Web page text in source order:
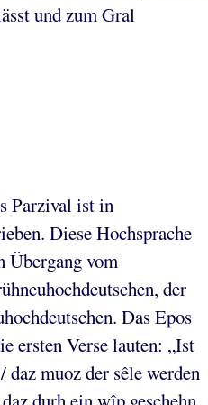
und zum Gral
Parzival ist in
Diese Hochsprache
Übergang vom
der
Das Epos
ersten Verse lauten: „Ist
daz muoz der sêle werden